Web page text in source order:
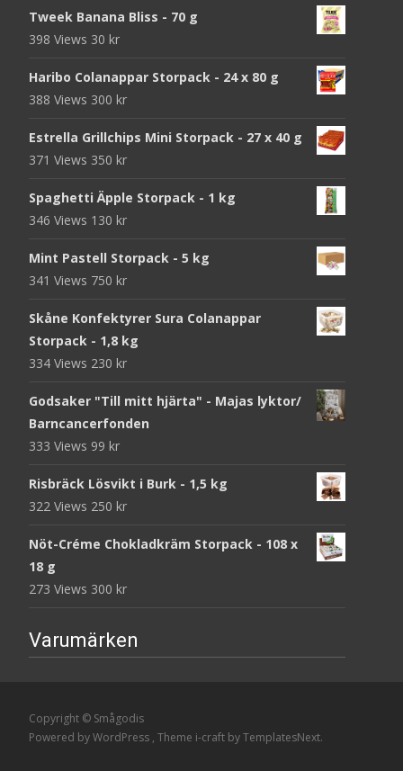
Tweek Banana Bliss - 70 g
398 Views 30 kr
Haribo Colanappar Storpack - 24 x 80 g
388 Views 300 kr
Estrella Grillchips Mini Storpack - 27 x 40 g
371 Views 350 kr
Spaghetti Äpple Storpack - 1 kg
346 Views 130 kr
Mint Pastell Storpack - 5 kg
341 Views 750 kr
Skåne Konfektyrer Sura Colanappar
Storpack - 1,8 kg
334 Views 230 kr
Godsaker "Till mitt hjärta" - Majas lyktor/
Barncancerfonden
333 Views 99 kr
Risbräck Lösvikt i Burk - 1,5 kg
322 Views 250 kr
Nöt-Créme Chokladkräm Storpack - 108 x
18 g
273 Views 300 kr
Varumärken
Copyright © Smågodis
Powered by WordPress , Theme i-craft by TemplatesNext.